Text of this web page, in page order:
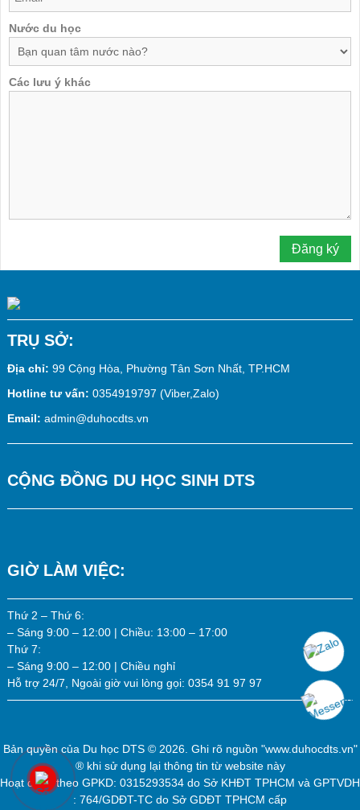
Nước du học
Các lưu ý khác
TRỤ SỞ:
Địa chỉ: 99 Cộng Hòa, Phường Tân Sơn Nhất, TP.HCM
Hotline tư vấn: 0354919797 (Viber,Zalo)
Email: admin@duhocdts.vn
CỘNG ĐỒNG DU HỌC SINH DTS
GIỜ LÀM VIỆC:
Thứ 2 – Thứ 6:
– Sáng 9:00 – 12:00 | Chiều: 13:00 – 17:00
Thứ 7:
– Sáng 9:00 – 12:00 | Chiều nghỉ
Hỗ trợ 24/7, Ngoài giờ vui lòng gọi: 0354 91 97 97
Bản quyền của Du học DTS© 2026. Ghi rõ nguồn "www.duhocdts.vn"
® khi sử dụng lại thông tin từ website này
Hoạt động theo GPKD: 0315293534 do Sở KHĐT TPHCM và GPTVDH
: 764/GDĐT-TC do Sở GDĐT TPHCM cấp